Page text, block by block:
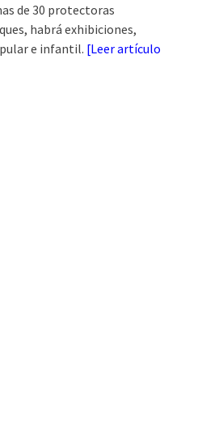
de 30 protectoras
habrá exhibiciones,
e infantil. [Leer artículo